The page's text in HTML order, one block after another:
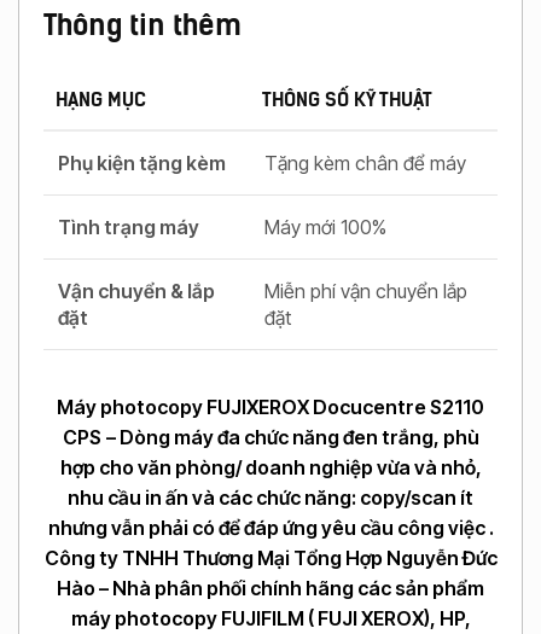
Thông tin thêm
HẠNG MỤC THÔNG SỐ KỸ THUẬT
Phụ kiện tặng kèm Tặng kèm chân để máy
Tình trạng máy Máy mới 100%
Vận chuyển & lắp
đặt
Miễn phí vận chuyển lắp
đặt
Máy photocopy FUJIXEROX Docucentre S2110
CPS – Dòng máy đa chức năng đen trắng, phù
hợp cho văn phòng/ doanh nghiệp vừa và nhỏ,
nhu cầu in ấn và các chức năng: copy/scan ít
nhưng vẫn phải có để đáp ứng yêu cầu công việc .
Công ty TNHH Thương Mại Tổng Hợp Nguyễn Đức
Hào – Nhà phân phối chính hãng các sản phẩm
máy photocopy FUJIFILM ( FUJI XEROX), HP,